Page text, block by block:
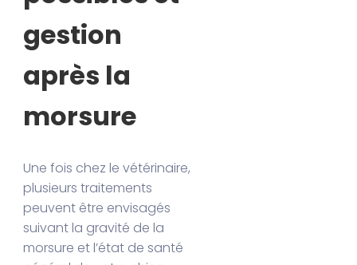
gestion
après la
morsure
Une fois chez le vétérinaire,
plusieurs traitements
peuvent être envisagés
suivant la gravité de la
morsure et l’état de santé